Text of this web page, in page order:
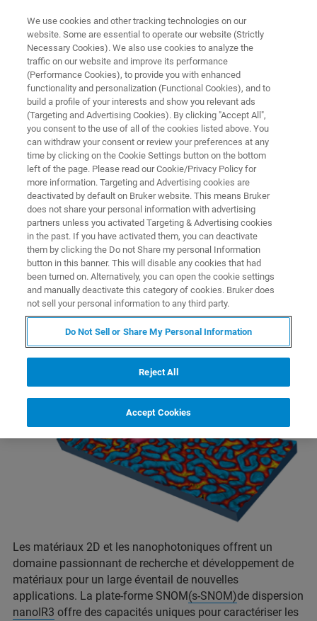
SPECTROSCOPIE INFRAROUGE À L’ÉCHELLE NANOMÉTRIQUE
Matériaux 2D et nanophotonique
Capacités uniques pour caractériser les
propriétés optiques, chimiques et matérielles à
l’échelle nanométrique des nouveaux matériaux
2D et quantiques
Les matériaux 2D et les nanophotoniques offrent un
domaine passionnant de recherche et développement de
matériaux pour un large éventail de nouvelles
applications. La plate-forme SNOM(s-SNOM)de dispersion
nanoIR3 offre des capacités uniques pour caractériser les
We use cookies and other tracking technologies on our
website. Some are essential to operate our website (Strictly
Necessary Cookies). We also use cookies to analyze the
traffic on our website and improve its performance
(Performance Cookies), to provide you with enhanced
functionality and personalization (Functional Cookies), and to
build a profile of your interests and show you relevant ads
(Targeting and Advertising Cookies). By clicking "Accept All",
you consent to the use of all of the cookies listed above. You
can withdraw your consent or review your preferences at any
time by clicking on the Cookie Settings button on the bottom
left of the page. Please read our Cookie/Privacy Policy for
more information. Targeting and Advertising cookies are
deactivated by default on Bruker website. This means Bruker
does not share your personal information with advertising
partners unless you activated Targeting & Advertising cookies
in the past. If you have activated them, you can deactivate
them by clicking the Do not Share my personal Information
button in this banner. This will disable any cookies that had
been turned on. Alternatively, you can open the cookie settings
and manually deactivate this category of cookies. Bruker does
not sell your personal information to any third party.
Do Not Sell or Share My Personal Information
Reject All
Accept Cookies